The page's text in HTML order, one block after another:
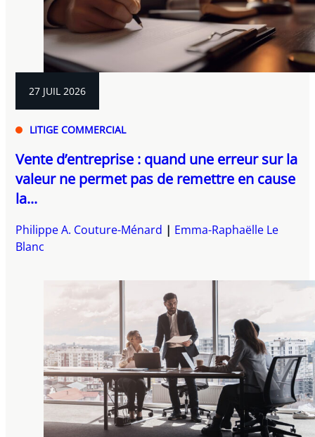
27 JUIL 2026
LITIGE COMMERCIAL
Vente d’entreprise : quand une erreur sur la
valeur ne permet pas de remettre en cause
la...
Philippe A. Couture-Ménard
Emma-Raphaëlle Le
Blanc